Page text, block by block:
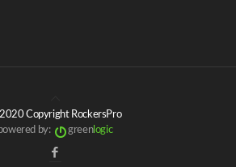
Copyright RockersPro
by:
greenlogic